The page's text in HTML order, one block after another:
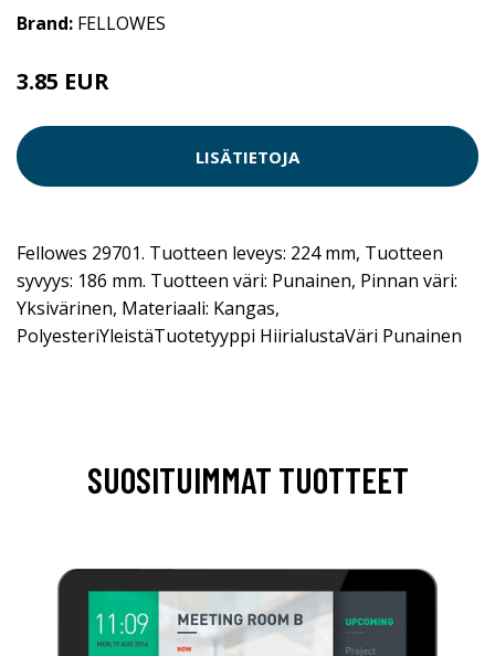
Brand: FELLOWES
3.85 EUR
LISÄTIETOJA
Fellowes 29701. Tuotteen leveys: 224 mm, Tuotteen
syvyys: 186 mm. Tuotteen väri: Punainen, Pinnan väri:
Yksivärinen, Materiaali: Kangas,
PolyesteriYleistäTuotetyyppi HiirialustaVäri Punainen
SUOSITUIMMAT TUOTTEET